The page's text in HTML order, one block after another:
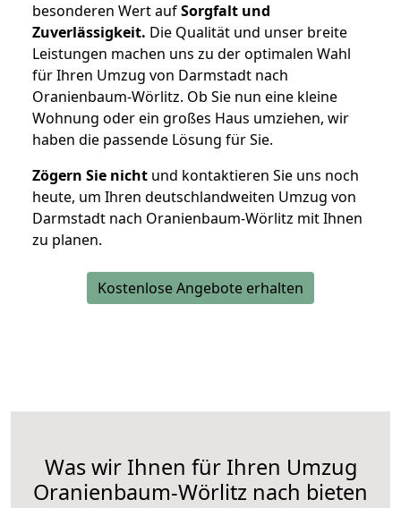
besonderen Wert aufSorgfalt und
Zuverlässigkeit. Die Qualität und unser breite
Leistungen machen uns zu der optimalen Wahl
für Ihren Umzug von Darmstadt nach
Oranienbaum-Wörlitz. Ob Sie nun eine kleine
Wohnung oder ein großes Haus umziehen, wir
haben die passende Lösung für Sie.
Zögern Sie nicht und kontaktieren Sie uns noch
heute, um Ihren deutschlandweiten Umzug von
Darmstadt nach Oranienbaum-Wörlitz mit Ihnen
zu planen.
Kostenlose Angebote erhalten
Was wir Ihnen für Ihren Umzug
Oranienbaum-Wörlitz nach bieten